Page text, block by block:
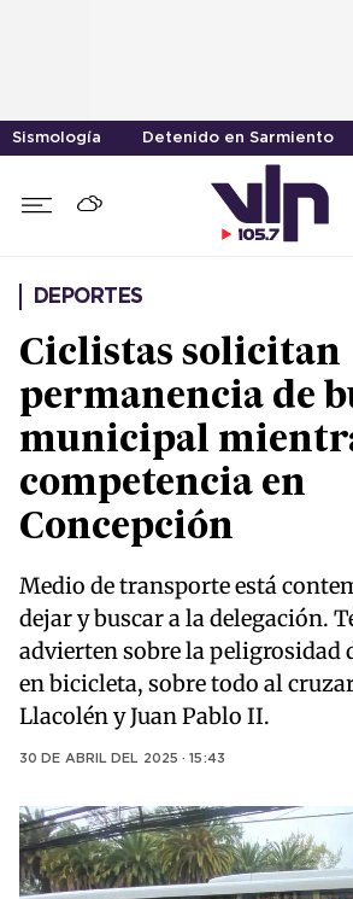
Sismología Detenido en Sarmiento
DEPORTES
Ciclistas solicitan
permanencia de
municipal
competencia en
Concepción
Medio de transporte está
dejar y buscar a la delegación.
advierten sobre la peligrosidad
en bicicleta, sobre todo al
Llacolén y Juan Pablo II.
30 DE ABRIL DEL 2025 · 15:43